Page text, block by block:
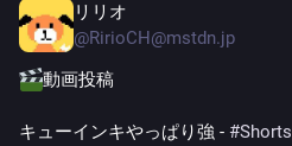
リリオ
@RirioCH@mstdn.jp
動画投稿
キューインキやっぱり強 - #Shorts